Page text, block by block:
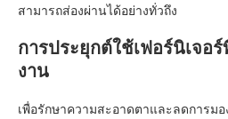
สามารถส่องผ่านได้อย่างทั่วถึง
การประยุกต์ใช้เฟอร์นิเจอ
งาน
เพื่อรักษาความสะอาดตาและลดการม